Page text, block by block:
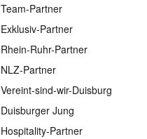
Team-Partner
Exklusiv-Partner
Rhein-Ruhr-Partner
NLZ-Partner
Vereint-sind-wir-Duisburg
Duisburger Jung
Hospitality-Partner